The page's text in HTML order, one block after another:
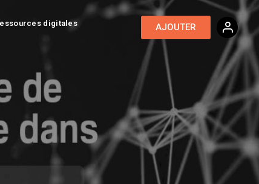
digitales
AJOUTER